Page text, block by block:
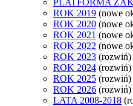
PLATFORMA
ROK 2019 (nowe
ROK 2020 (nowe
ROK 2021 (nowe
ROK 2022 (nowe
ROK 2023 (rozwiń)
ROK 2024 (rozwiń)
ROK 2025 (rozwiń)
ROK 2026 (rozwiń)
LATA 2008-2018